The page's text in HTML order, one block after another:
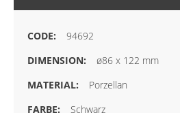
94692
ø86 x 122 mm
Porzellan
Schwarz